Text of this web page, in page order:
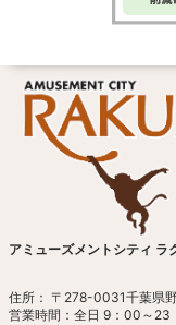
アミューズメントシティ ラ
住所： 〒278-0031千葉県
営業時間：全日 9：00～23